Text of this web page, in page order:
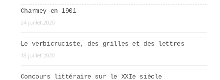
Charmey en 1901
24 juillet 2020
Le verbicruciste, des grilles et des lettres
18 juillet 2020
Concours littéraire sur le XXIe siècle